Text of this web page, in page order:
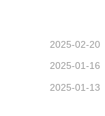
2025-02-20
2025-01-16
2025-01-13